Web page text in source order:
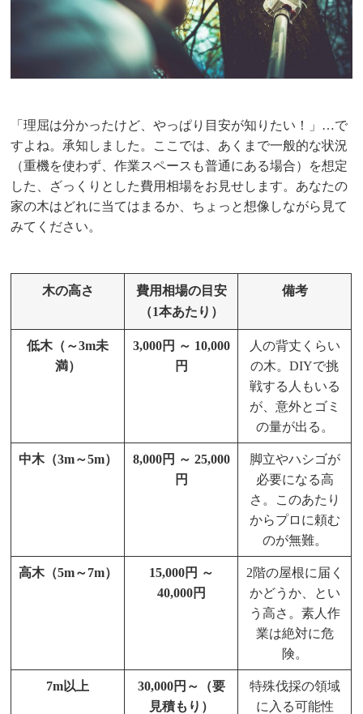
「理屈は分かったけど、やっぱり目安が知りたい！」…で
すよね。承知しました。ここでは、あくまで一般的な状況
（重機を使わず、作業スペースも普通にある場合）を想定
した、ざっくりとした費用相場をお見せします。あなたの
家の木はどれに当てはまるか、ちょっと想像しながら見て
みてください。
木の高さ
費用相場の目安
（1本あたり）
備考
低木（～3m未
満）
3,000円 ～ 10,000
円
人の背丈くらい
の木。DIYで挑
戦する人もいる
が、意外とゴミ
の量が出る。
中木（3m～5m）
8,000円 ～ 25,000
円
脚立やハシゴが
必要になる高
さ。このあたり
からプロに頼む
のが無難。
高木（5m～7m）
15,000円 ～
40,000円
2階の屋根に届く
かどうか、とい
う高さ。素人作
業は絶対に危
険。
7m以上
30,000円～（要
見積もり）
特殊伐採の領域
に入る可能性